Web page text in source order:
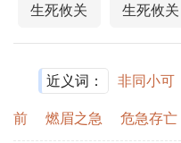
生死攸关 生死攸关
近义词： 非同小可
前 燃眉之急 危急存亡